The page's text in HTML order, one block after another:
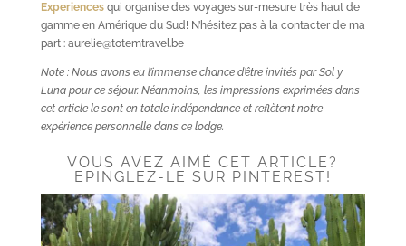
Experiencesqui organise des voyages sur-mesure très haut de
gamme en Amérique du Sud! N’hésitez pas à la contacter de ma
part : aurelie@totemtravel.be
Note : Nous avons eu l’immense chance d’être invités par Sol y
Luna pour ce séjour. Néanmoins, les impressions exprimées dans
cet article le sont en totale indépendance et reflètent notre
expérience personnelle dans ce lodge.
VOUS AVEZ AIMÉ CET ARTICLE?
EPINGLEZ-LE SUR PINTEREST!